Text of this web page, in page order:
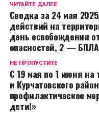
ЧИТАЙТЕ ДАЛЕЕ
Сводка за 24 мая
действий на
день освобождения
опасностей, 2 —
НЕ ПРОПУСТИТЕ
С 19 мая по 1 июня на
и Курчатовского
профилактическое
дети!»